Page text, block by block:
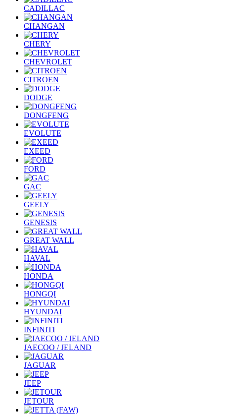
CADILLAC
CHANGAN
CHERY
CHEVROLET
CITROEN
DODGE
DONGFENG
EVOLUTE
EXEED
FORD
GAC
GEELY
GENESIS
GREAT WALL
HAVAL
HONDA
HONGQI
HYUNDAI
INFINITI
JAECOO / JELAND
JAGUAR
JEEP
JETOUR